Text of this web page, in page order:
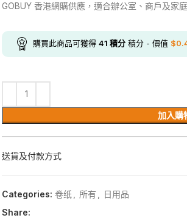
GOBUY 香港網購供應，適合辦公室、商戶及家
購買此商品可獲得 41 積分 積分 - 價值 $
加入購
送貨及付款方式
Categories: 卷纸 所有
日用品
Share: